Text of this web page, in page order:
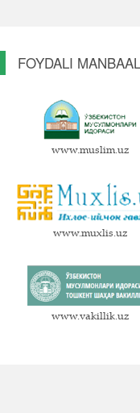
FOYDALI
www.muslim.uz
www.muxlis.uz
www.vakillik.uz